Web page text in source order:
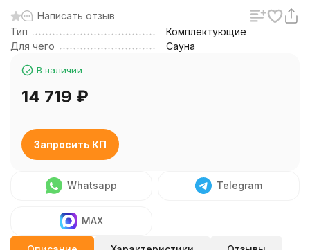
Написать отзыв
Тип
Комплектующие
Для чего
Сауна
В наличии
14 719 ₽
Запросить КП
Whatsapp Telegram
MAX